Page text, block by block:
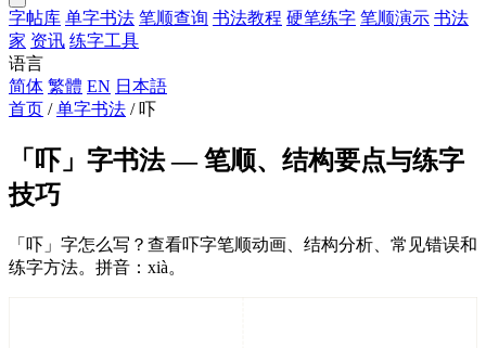
字帖库 单字书法 笔顺查询 书法教程 硬笔练字 笔顺演示 书法
家 资讯 练字工具
语言
简体 繁體 EN 日本語
首页 / 单字书法 / 吓
「吓」字书法 — 笔顺、结构要点与练字
技巧
「吓」字怎么写？查看吓字笔顺动画、结构分析、常见错误和
练字方法。拼音：xià。